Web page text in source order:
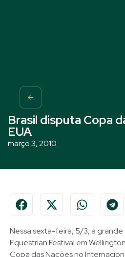
Brasil disputa Copa
EUA
março 3, 2010
Nessa sexta-feira, 5/3, a
Equestrian Festival em
Copa das Nações no